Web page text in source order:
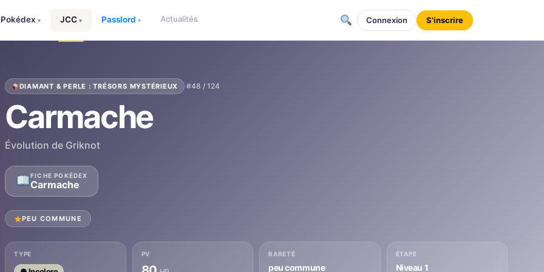
Pokédex ▾ JCC ▾ Passlord ▾ Actualités Connexion S'inscrire
DIAMANT & PERLE : TRÉSORS MYSTÉRIEUX ·#48 / 124
Carmache
Évolution de Griknot
FICHE POKÉDEX
Carmache
PEU COMMUNE
TYPE PV RARETÉ
peu commune
ÉTAPE
Niveau 1